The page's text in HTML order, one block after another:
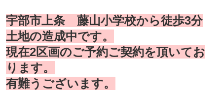
宇部市上条 藤山小学校から徒歩3分
土地の造成中です。
現在2区画のご予約ご契約を頂いてお
ります。
有難うございます。